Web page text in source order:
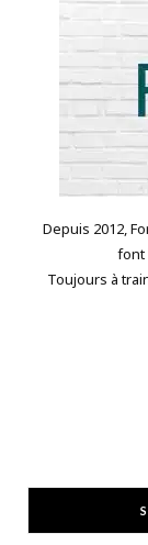
Depuis 2012,
font
Toujours à